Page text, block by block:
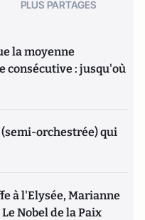
PLUS PARTAGES
la moyenne
consécutive : jusqu'où
orchestrée) qui
à l'Elysée, Marianne
Nobel de la Paix